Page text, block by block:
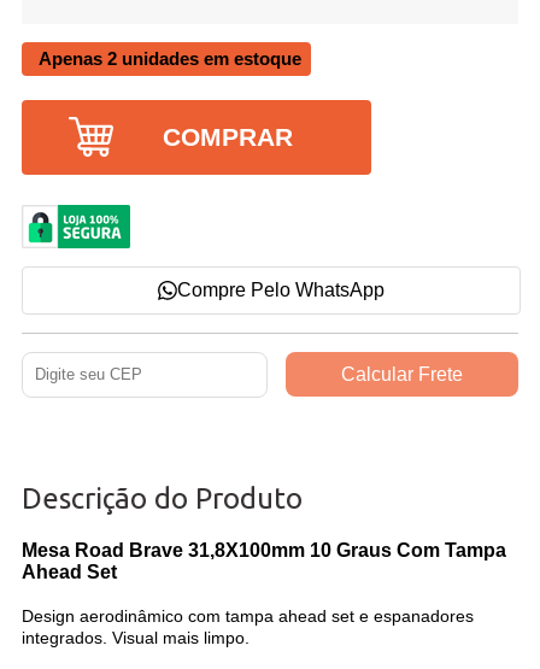
Apenas 2 unidades em estoque
COMPRAR
Compre Pelo WhatsApp
Descrição do Produto
Mesa Road Brave 31,8X100mm 10 Graus Com Tampa
Ahead Set
Design aerodinâmico com tampa ahead set e espanadores
integrados. Visual mais limpo.